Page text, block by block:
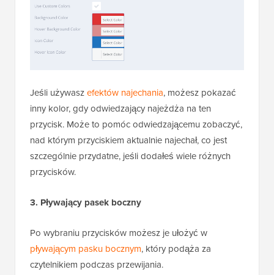
Jeśli używaszefektów najechania, możesz pokazać
inny kolor, gdy odwiedzający najeżdża na ten
przycisk. Może to pomóc odwiedzającemu zobaczyć,
nad którym przyciskiem aktualnie najechał, co jest
szczególnie przydatne, jeśli dodałeś wiele różnych
przycisków.
3. Pływający pasek boczny
Po wybraniu przycisków możesz je ułożyć w
pływającym pasku bocznym, który podąża za
czytelnikiem podczas przewijania.